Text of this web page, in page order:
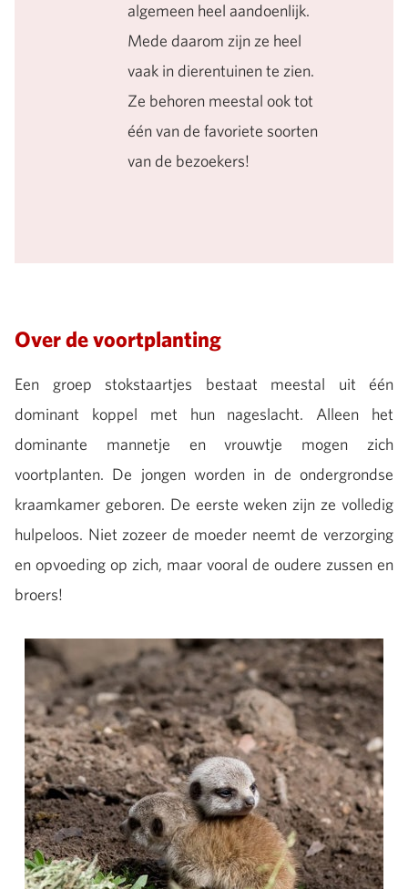
algemeen heel aandoenlijk.
Mede daarom zijn ze heel
vaak in dierentuinen te zien.
Ze behoren meestal ook tot
één van de favoriete soorten
van de bezoekers!
Over de voortplanting
Een groep stokstaartjes bestaat meestal uit één
dominant koppel met hun nageslacht. Alleen het
dominante mannetje en vrouwtje mogen zich
voortplanten. De jongen worden in de ondergrondse
kraamkamer geboren. De eerste weken zijn ze volledig
hulpeloos. Niet zozeer de moeder neemt de verzorging
en opvoeding op zich, maar vooral de oudere zussen en
broers!